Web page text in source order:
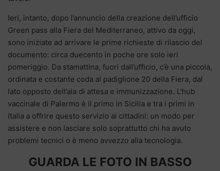
Ieri, intanto, dopo l’annuncio della creazione dell’ufficio
Green pass alla Fiera del Mediterraneo, attivo da oggi,
sono iniziate ad arrivare le prime richieste di rilascio del
documento: circa duecento in poche ore solo ieri
pomeriggio. Da stamattina, fuori dall’ufficio, c’è una piccola,
ordinata e costante coda al padiglione 20 della Fiera, dal
lato opposto dell’ala di attesa e immunizzazione. L’hub
vaccinale di Palermo è il primo in Sicilia e tra i primi in
Italia a offrire questo servizio ai cittadini: un modo per
assistere e non lasciare solo soprattutto chi ha avuto
problemi tecnici o è meno avvezzo alla tecnologia.
GUARDA LE FOTO IN BASSO